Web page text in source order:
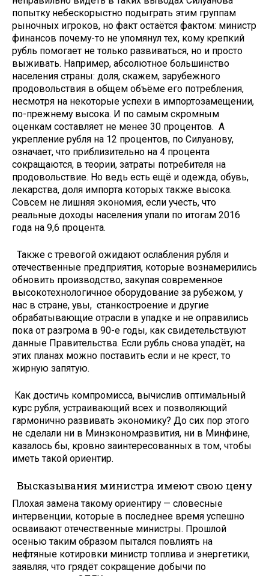
попытку небескорыстно подыграть этим группам
рыночных игроков, но факт остаётся фактом: министр
финансов почему-то не упомянул тех, кому крепкий
рубль помогает не только развиваться, но и просто
выживать. Например, абсолютное большинство
населения страны: доля, скажем, зарубежного
продовольствия в общем объёме его потребления,
несмотря на некоторые успехи в импортозамещении,
по-прежнему высока. И по самым скромным
оценкам составляет не менее 30 процентов. А
укрепление рубля на 12 процентов, по Силуанову,
означает, что приблизительно на 4 процента
сокращаются, в теории, затраты потребителя на
продовольствие. Но ведь есть ещё и одежда, обувь,
лекарства, доля импорта которых также высока.
Совсем не лишняя экономия, если учесть, что
реальные доходы населения упали по итогам 2016
года на 9,6 процента.
Также с тревогой ожидают ослабления рубля и
отечественные предприятия, которые вознамерились
обновить производство, закупая современное
высокотехнологичное оборудование за рубежом, у
нас в стране, увы, станкостроение и другие
обрабатывающие отрасли в упадке и не оправились
пока от разгрома в 90-е годы, как свидетельствуют
данные Правительства. Если рубль снова упадёт, на
этих планах можно поставить если и не крест, то
жирную запятую.
Как достичь компромисса, вычислив оптимальный
курс рубля, устраивающий всех и позволяющий
гармонично развивать экономику? До сих пор этого
не сделали ни в Минэкономразвития, ни в Минфине,
казалось бы, кровно заинтересованных в том, чтобы
иметь такой ориентир.
Высказывания министра имеют свою цену
Плохая замена такому ориентиру — словесные
интервенции, которые в последнее время успешно
осваивают отечественные министры. Прошлой
осенью таким образом пытался повлиять на
нефтяные котировки министр топлива и энергетики,
заявляя, что грядёт сокращение добычи по